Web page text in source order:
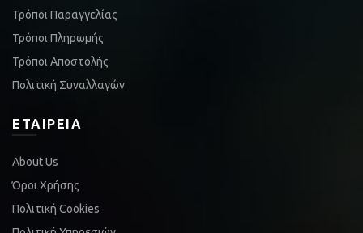
Τρόποι Παραγγελίας
Τρόποι Πληρωμής
Τρόποι Αποστολής
Πολιτική Συναλλαγών
ΕΤΑΙΡΕΊΑ
About Us
Όροι Χρήσης
Πολιτική Cookies